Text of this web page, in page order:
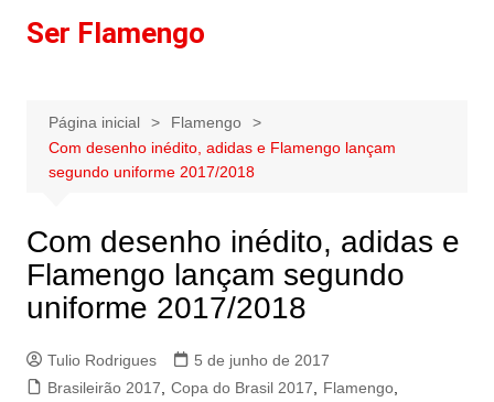
paraSer Flamengo
Página inicial
Flamengo
Com desenho inédito, adidas e Flamengo lançam
segundo uniforme 2017/2018
Com desenho inédito, adidas e
Flamengo lançam segundo
uniforme 2017/2018
Tulio Rodrigues
5 de junho de 2017
Brasileirão 2017
Copa do Brasil 2017 Flamengo,